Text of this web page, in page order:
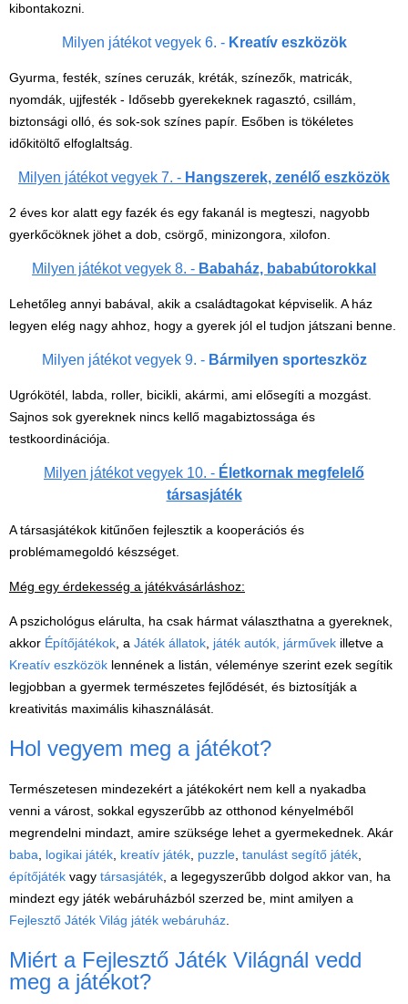
kibontakozni.
Milyen játékot vegyek 6. - Kreatív eszközök
Gyurma, festék, színes ceruzák, kréták, színezők, matricák,
nyomdák, ujjfesték - Idősebb gyerekeknek ragasztó, csillám,
biztonsági olló, és sok-sok színes papír. Esőben is tökéletes
időkitöltő elfoglaltság.
Milyen játékot vegyek 7. - Hangszerek, zenélő eszközök
2 éves kor alatt egy fazék és egy fakanál is megteszi, nagyobb
gyerkőcöknek jöhet a dob, csörgő, minizongora, xilofon.
Milyen játékot vegyek 8. - Babaház, bababútorokkal
Lehetőleg annyi babával, akik a családtagokat képviselik. A ház
legyen elég nagy ahhoz, hogy a gyerek jól el tudjon játszani benne.
Milyen játékot vegyek 9. - Bármilyen sporteszköz
Ugrókötél, labda, roller, bicikli, akármi, ami elősegíti a mozgást.
Sajnos sok gyereknek nincs kellő magabiztossága és
testkoordinációja.
Milyen játékot vegyek 10. - Életkornak megfelelő
társasjáték
A társasjátékok kitűnően fejlesztik a kooperációs és
problémamegoldó készséget.
Még egy érdekesség a játékvásárláshoz:
A pszichológus elárulta, ha csak hármat választhatna a gyereknek,
akkor Építőjátékok, a Játék állatok, játék autók, járművek illetve a
Kreatív eszközök lennének a listán, véleménye szerint ezek segítik
legjobban a gyermek természetes fejlődését, és biztosítják a
kreativitás maximális kihasználását.
Hol vegyem meg a játékot?
Természetesen mindezekért a játékokért nem kell a nyakadba
venni a várost, sokkal egyszerűbb az otthonod kényelméből
megrendelni mindazt, amire szüksége lehet a gyermekednek. Akár
baba, logikai játék, kreatív játék, puzzle, tanulást segítő játék,
építőjáték vagy társasjáték, a legegyszerűbb dolgod akkor van, ha
mindezt egy játék webáruházból szerzed be, mint amilyen a
Fejlesztő Játék Világ játék webáruház.
Miért a Fejlesztő Játék Világnál vedd
meg a játékot?
de akár INGYEN!
1-3 munkanapos kiszállítás
Akiket támogatunk
Garancia
vásárlás előnyei